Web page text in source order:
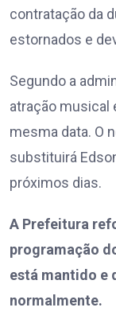
contratação da
estornados e
Segundo a
atração musical
mesma data. O
substituirá
próximos dias.
A Prefeitura
programação
está mantido e
normalmente.